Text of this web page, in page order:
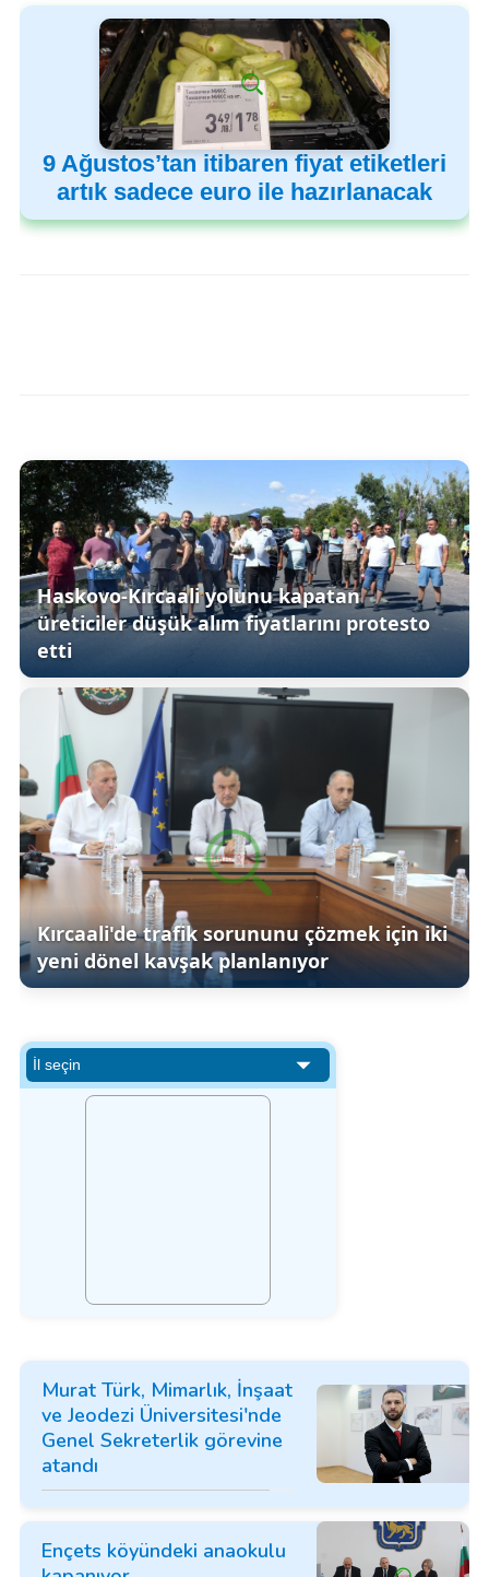
9 Ağustos’tan itibaren fiyat etiketleri
artık sadece euro ile hazırlanacak
Haskovo-Kırcaali yolunu kapatan
üreticiler düşük alım fiyatlarını protesto
etti
Kırcaali'de trafik sorununu çözmek için iki
yeni dönel kavşak planlanıyor
Murat Türk, Mimarlık, İnşaat
ve Jeodezi Üniversitesi'nde
Genel Sekreterlik görevine
atandı
Ençets köyündeki anaokulu